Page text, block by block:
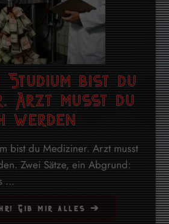
Studium bist du
Arzt musst du
werden
bist du Mediziner. Arzt musst
Zwei Sätze, ein Abgrund:
...
Gib mir alles ➔